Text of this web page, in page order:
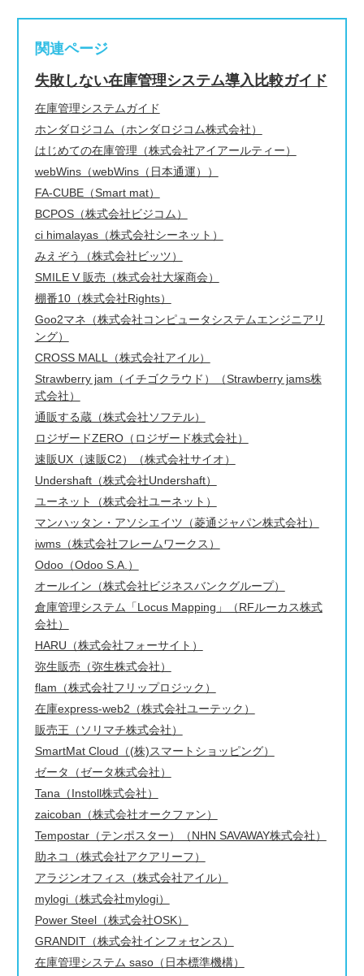
関連ページ
失敗しない在庫管理システム導入比較ガイド
在庫管理システムガイド
ホンダロジコム（ホンダロジコム株式会社）
はじめての在庫管理（株式会社アイアールティー）
webWins（webWins（日本通運））
FA-CUBE（Smart mat）
BCPOS（株式会社ビジコム）
ci himalayas（株式会社シーネット）
みえぞう（株式会社ビッツ）
SMILE V 販売（株式会社大塚商会）
棚番10（株式会社Rights）
Goo2マネ（株式会社コンピュータシステムエンジニアリ
ング）
CROSS MALL（株式会社アイル）
Strawberry jam（イチゴクラウド）（Strawberry jams株
式会社）
通販する蔵（株式会社ソフテル）
ロジザードZERO（ロジザード株式会社）
速販UX（速販C2）（株式会社サイオ）
Undershaft（株式会社Undershaft）
ユーネット（株式会社ユーネット）
マンハッタン・アソシエイツ（菱通ジャパン株式会社）
iwms（株式会社フレームワークス）
Odoo（Odoo S.A.）
オールイン（株式会社ビジネスバンクグループ）
倉庫管理システム「Locus Mapping」（RFルーカス株式
会社）
HARU（株式会社フォーサイト）
弥生販売（弥生株式会社）
flam（株式会社フリップロジック）
在庫express-web2（株式会社ユーテック）
販売王（ソリマチ株式会社）
SmartMat Cloud（(株)スマートショッピング）
ゼータ（ゼータ株式会社）
Tana（Instoll株式会社）
zaicoban（株式会社オークファン）
Tempostar（テンポスター）（NHN SAVAWAY株式会社）
助ネコ（株式会社アクアリーフ）
アラジンオフィス（株式会社アイル）
mylogi（株式会社mylogi）
Power Steel（株式会社OSK）
GRANDIT（株式会社インフォセンス）
在庫管理システム saso（日本標準機構）